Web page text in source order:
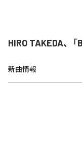
HIRO TAKEDA、
新曲情報